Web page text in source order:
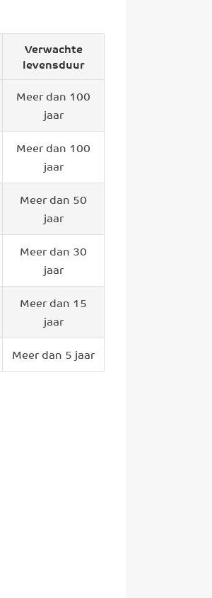
Verwachte
levensduur
Meer dan 100
jaar
Meer dan 100
jaar
Meer dan 50
jaar
Meer dan 30
jaar
Meer dan 15
jaar
Meer dan 5 jaar